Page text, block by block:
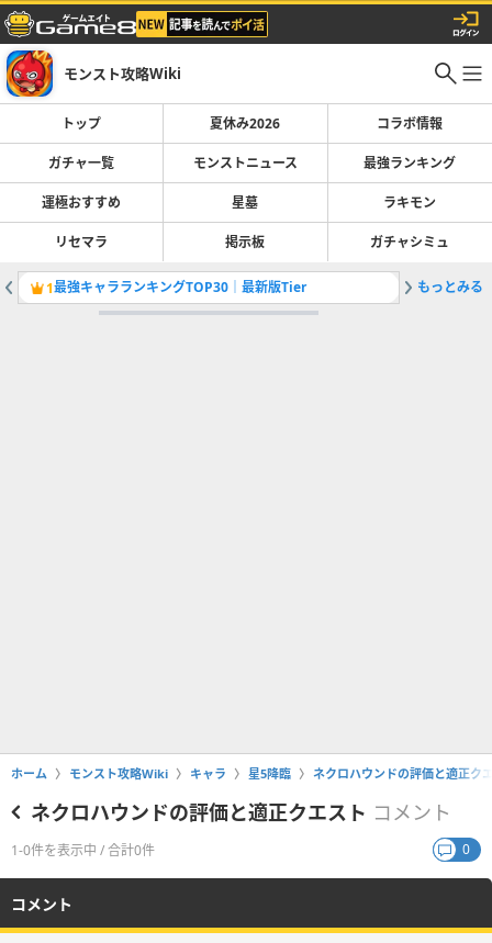
モンスト攻略Wiki
トップ 夏休み2026 コラボ情報
ガチャ一覧 モンストニュース 最強ランキング
運極おすすめ 星墓 ラキモン
リセマラ 掲示板 ガチャシミュ
1最強キャラランキングTOP30｜最新版Tier 2彩獣神
もっとみる
ホーム モンスト攻略Wiki キャラ 星5降臨 ネクロハウンドの評価と適正ク
ネクロハウンドの評価と適正クエスト コメント
1-0件を表示中 / 合計0件 0
コメント